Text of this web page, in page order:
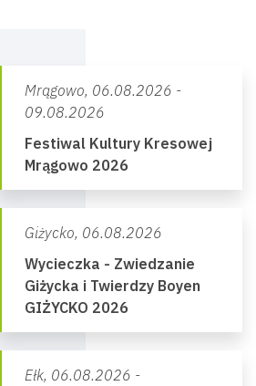
Mrągowo, 06.08.2026 -
09.08.2026
Festiwal Kultury Kresowej
Mrągowo 2026
Giżycko, 06.08.2026
Wycieczka - Zwiedzanie
Giżycka i Twierdzy Boyen
GIŻYCKO 2026
Ełk, 06.08.2026 -